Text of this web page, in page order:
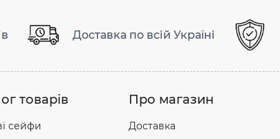
Доставка по всій Україні
товарів
сейфи
Про магазин
Доставка